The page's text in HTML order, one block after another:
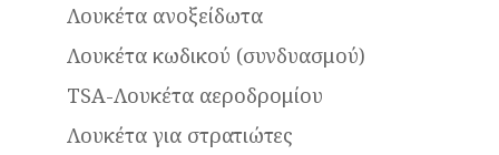
Λουκέτα ανοξείδωτα
Λουκέτα κωδικού (συνδυασμού)
TSA-Λουκέτα αεροδρομίου
Λουκέτα για στρατιώτες